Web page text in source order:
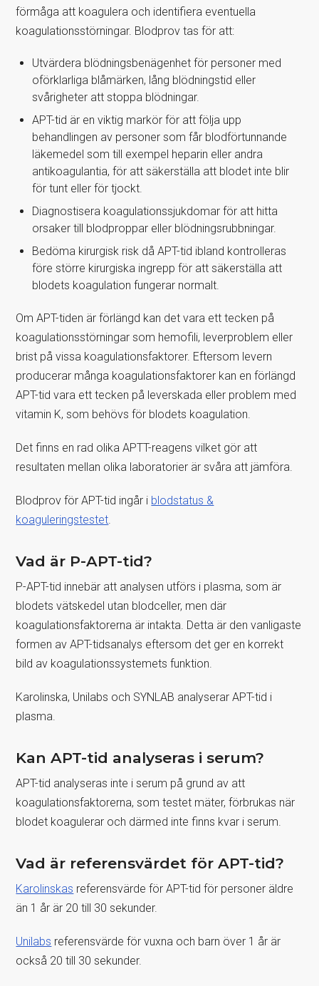
förmåga att koagulera och identifiera eventuella
koagulationsstörningar. Blodprov tas för att:
Utvärdera blödningsbenägenhet för personer med
oförklarliga blåmärken, lång blödningstid eller
svårigheter att stoppa blödningar.
APT-tid är en viktig markör för att följa upp
behandlingen av personer som får blodförtunnande
läkemedel som till exempel heparin eller andra
antikoagulantia, för att säkerställa att blodet inte blir
för tunt eller för tjockt.
Diagnostisera koagulationssjukdomar för att hitta
orsaker till blodproppar eller blödningsrubbningar.
Bedöma kirurgisk risk då APT-tid ibland kontrolleras
före större kirurgiska ingrepp för att säkerställa att
blodets koagulation fungerar normalt.
Om APT-tiden är förlängd kan det vara ett tecken på
koagulationsstörningar som hemofili, leverproblem eller
brist på vissa koagulationsfaktorer. Eftersom levern
producerar många koagulationsfaktorer kan en förlängd
APT-tid vara ett tecken på leverskada eller problem med
vitamin K, som behövs för blodets koagulation.
Det finns en rad olika APTT-reagens vilket gör att
resultaten mellan olika laboratorier är svåra att jämföra.
Blodprov för APT-tid ingår i blodstatus &
koaguleringstestet
Vad är P-APT-tid?
P-APT-tid innebär att analysen utförs i plasma, som är
blodets vätskedel utan blodceller, men där
koagulationsfaktorerna är intakta. Detta är den vanligaste
formen av APT-tidsanalys eftersom det ger en korrekt
bild av koagulationssystemets funktion.
Karolinska, Unilabs och SYNLAB analyserar APT-tid i
plasma.
Kan APT-tid analyseras i serum?
APT-tid analyseras inte i serum på grund av att
koagulationsfaktorerna, som testet mäter, förbrukas när
blodet koagulerar och därmed inte finns kvar i serum.
Vad är referensvärdet för APT-tid?
Karolinskas referensvärde för APT-tid för personer äldre
än 1 år är 20 till 30 sekunder.
Unilabs referensvärde för vuxna och barn över 1 år är
också 20 till 30 sekunder.